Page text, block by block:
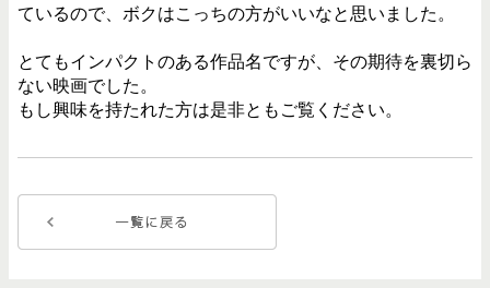
ているので、ボクはこっちの方がいいなと思いました。
とてもインパクトのある作品名ですが、その期待を裏切ら
ない映画でした。
もし興味を持たれた方は是非ともご覧ください。